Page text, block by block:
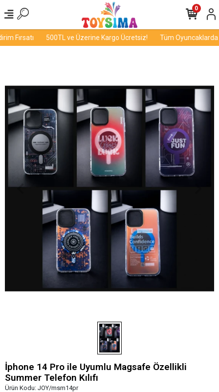
Fırsatı 500TL ve Üzerine Kargo Ücretsiz! Tüm Oyuncaklarda
0
İphone 14 Pro ile Uyumlu Magsafe Özellikli
Summer Telefon Kılıfı
Ürün Kodu: JOY/msm14pr